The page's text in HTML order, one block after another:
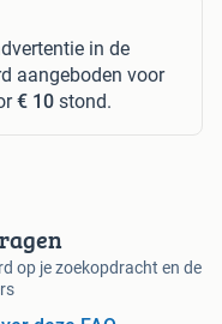
in de
aangeboden voor
€ 10 stond.
op je zoekopdracht en de